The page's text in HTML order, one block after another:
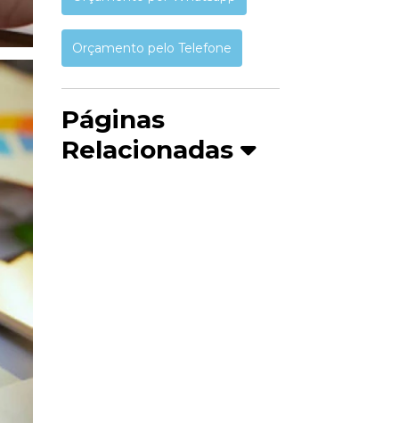
Orçamento pelo Telefone
Páginas
Relacionadas